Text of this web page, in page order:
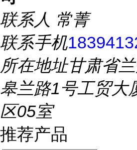
联系人 常菁
联系手机
所在地址甘肃省
皋兰路1号工贸大
区05室
推荐产品